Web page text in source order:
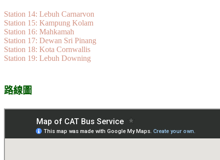
Station 14: Lebuh Carnarvon
Station 15: Kampung Kolam
Station 16: Mahkamah
Station 17: Dewan Sri Pinang
Station 18: Kota Cornwallis
Station 19: Lebuh Downing
路線圖